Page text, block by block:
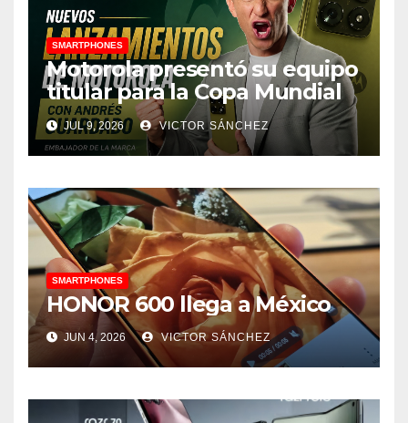
SMARTPHONES
Motorola presentó su equipo
titular para la Copa Mundial
de la FIFA 2026 con figuras
del fútbol de Latinoamérica
JUL 9, 2026 VICTOR SÁNCHEZ
SMARTPHONES
HONOR 600 llega a México
JUN 4, 2026 VICTOR SÁNCHEZ